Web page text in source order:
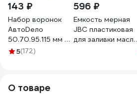
143 ₽
Набор воронок
АвтоDело
50.70.95.115 мм 4
шт. 42104 15165
5(172)
596 ₽
Емкость мерная
JBC пластиковая
для заливки масла
О товаре